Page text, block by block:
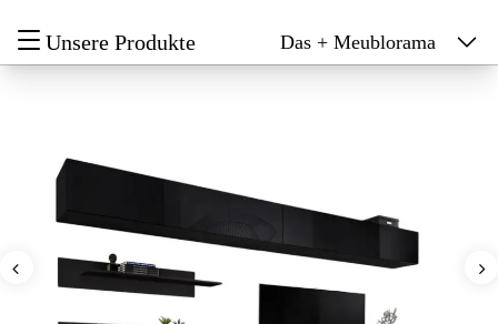
Unsere Produkte Das + Meublorama